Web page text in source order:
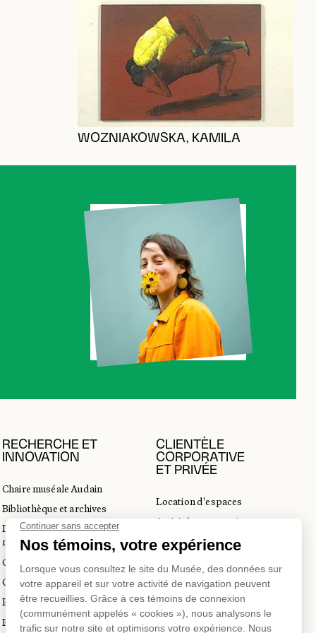
WOZNIAKOWSKA, KAMILA
RECHERCHE ET
INNOVATION
Chaire muséale Audain
Bibliothèque et archives
Incubateur d’innovations
muséales
Guide de numérisation 3D
Commandes d'images
Prix en art actuel
Prix Lynne-Cohen
CLIENTÈLE
CORPORATIVE
ET PRIVÉE
Location d'espaces
Activités corporatives
Location d'œuvres
du tourisme